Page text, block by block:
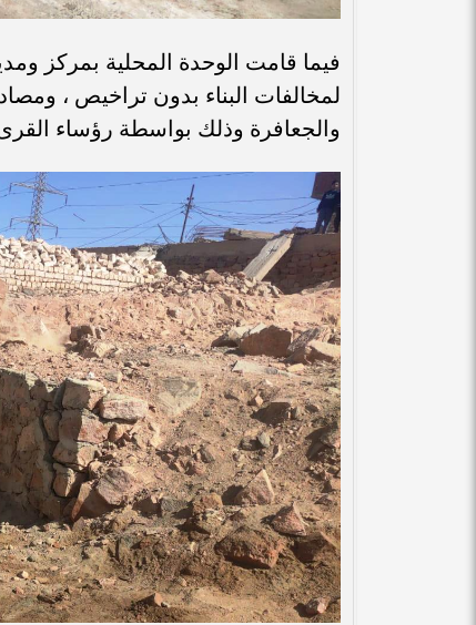
فيما قامت الوحدة المحلية بمركز
والجعافرة وذلك بواسطة رؤساء